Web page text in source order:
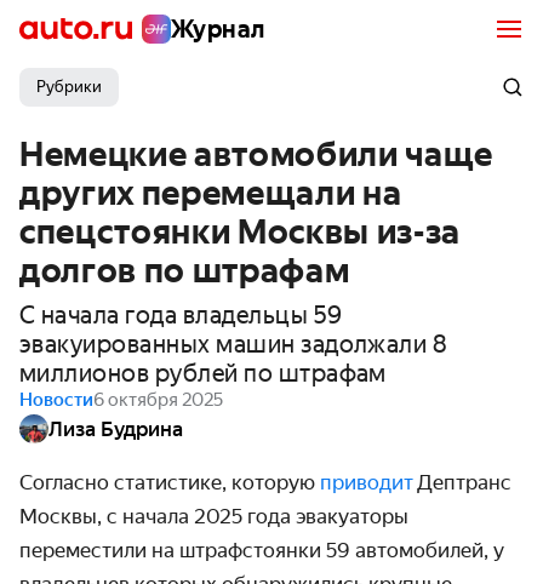
Журнал
Рубрики
Немецкие автомобили чаще
других перемещали на
спецстоянки Москвы из-за
долгов по штрафам
С начала года владельцы 59
эвакуированных машин задолжали 8
миллионов рублей по штрафам
Новости6 октября 2025
Лиза Будрина
Согласно статистике, которую приводитДептранс
Москвы, с начала 2025 года эвакуаторы
переместили на штрафстоянки 59 автомобилей, у